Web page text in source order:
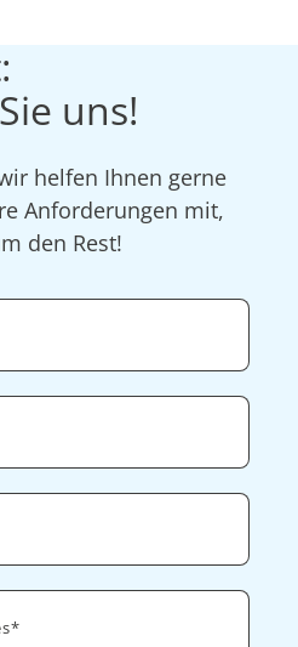
uns!
helfen Ihnen gerne
Anforderungen mit,
den Rest!